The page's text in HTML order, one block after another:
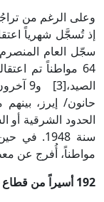
إذ تُسجَّل شهرياً
64 مواطناً تم
حانون/ إيرز،
الحدود الشرقية أو
مواطناً، أُفرج عن
192 أسيراً من قطاع غزة